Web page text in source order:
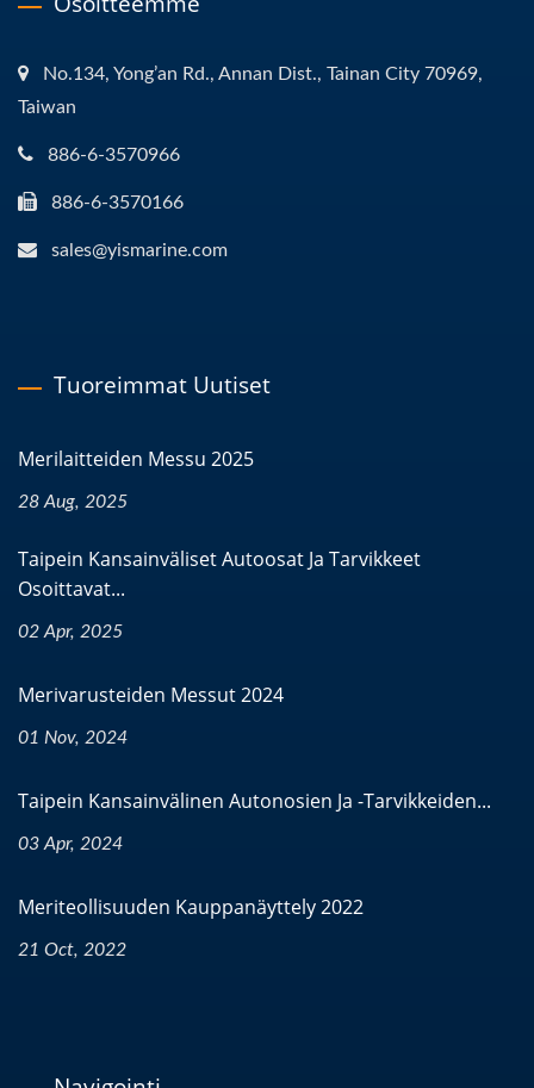
No.134, Yong’an Rd., Annan Dist., Tainan City 70969,
Taiwan
886-6-3570966
886-6-3570166
sales@yismarine.com
Tuoreimmat Uutiset
Merilaitteiden Messu 2025
28 Aug, 2025
Taipein Kansainväliset Autoosat Ja Tarvikkeet
Osoittavat...
02 Apr, 2025
Merivarusteiden Messut 2024
01 Nov, 2024
Taipein Kansainvälinen Autonosien Ja -tarvikkeiden...
03 Apr, 2024
Meriteollisuuden Kauppanäyttely 2022
21 Oct, 2022